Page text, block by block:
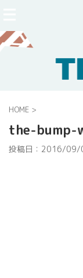
HOME >
the-bump-
投稿日： 2016/09/